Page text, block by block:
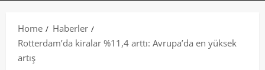
Home
Haberler
Rotterdam’da kiralar %11,4 arttı: Avrupa’da en yüksek
artış